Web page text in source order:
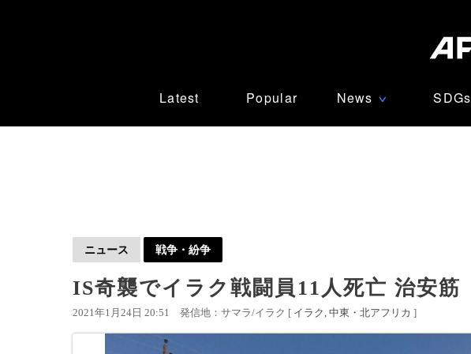
Latest Popular News ∨ SDGs
ニュース 戦争・紛争
IS奇襲でイラク戦闘員11人死亡 治安筋
2021年1月24日 20:51 発信地：サマラ/イラク [ イラク 中東・北アフリカ ]